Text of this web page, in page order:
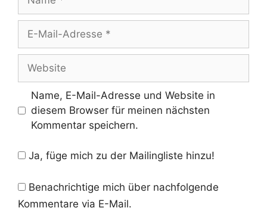
Adresse
Website
Name, E-Mail-Adresse und Website in
diesem Browser für meinen nächsten
Kommentar speichern.
Ja, füge mich zu der Mailingliste hinzu!
Benachrichtige mich über nachfolgende
Kommentare via E-Mail.